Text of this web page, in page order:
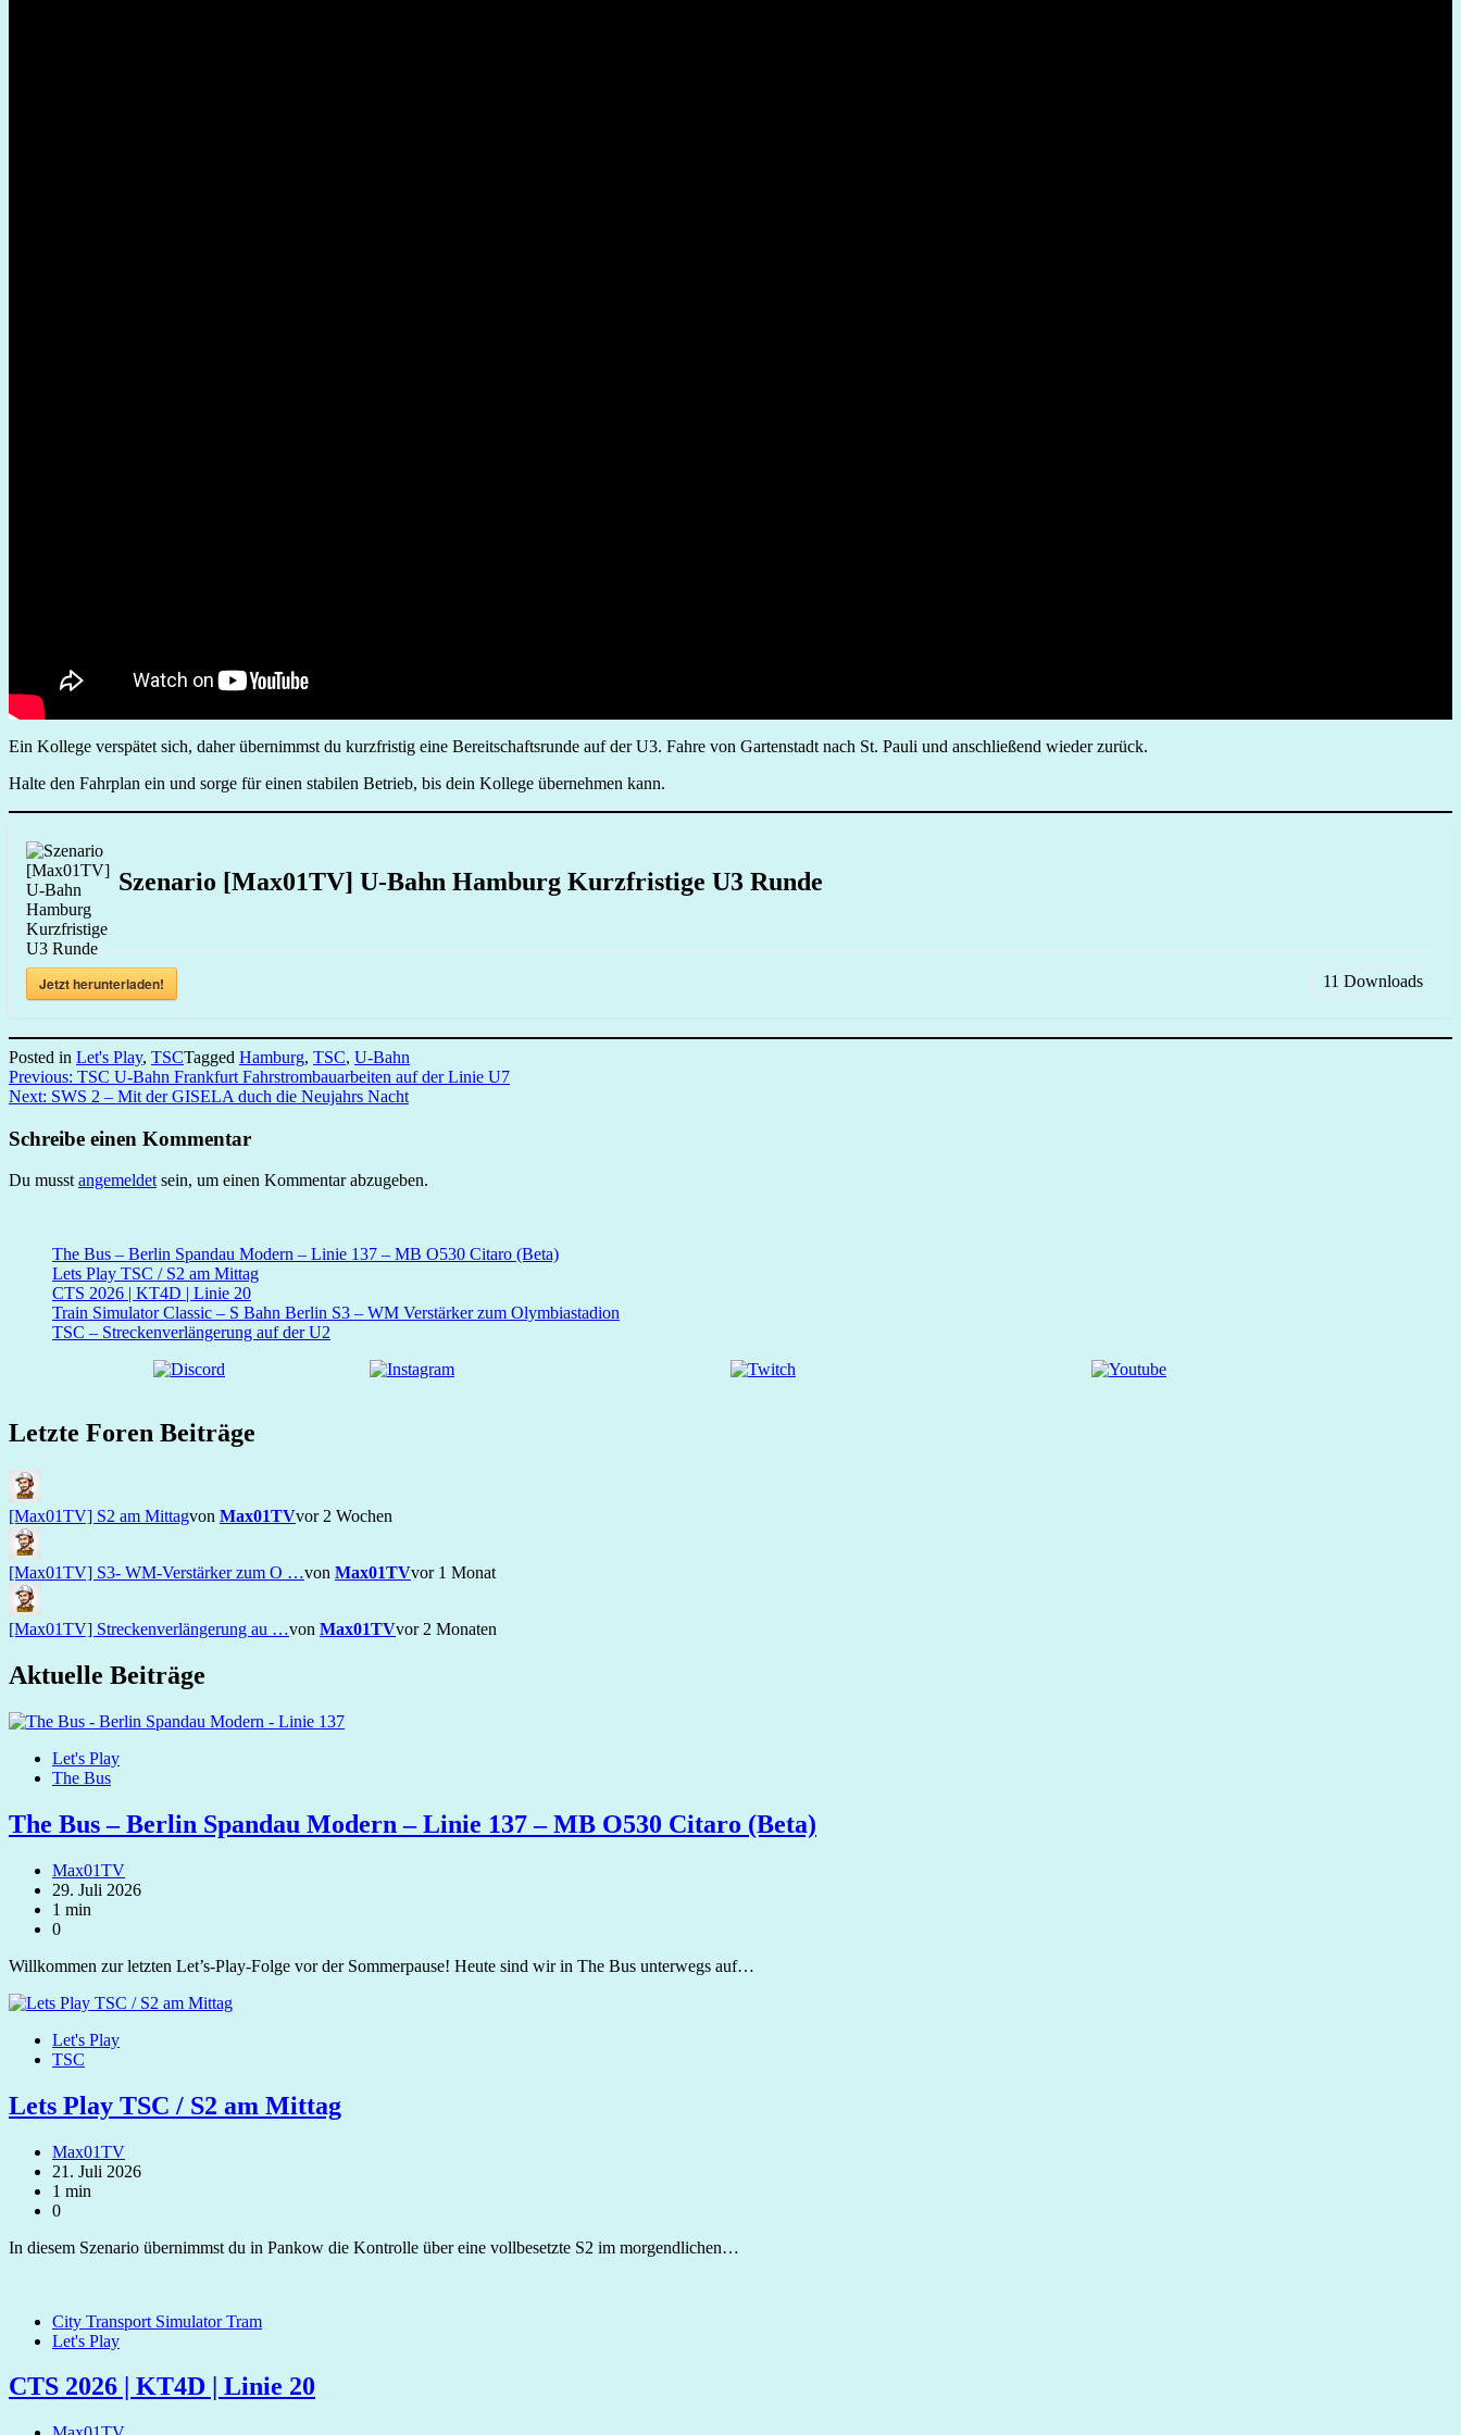
Ein Kollege verspätet sich, daher übernimmst du kurzfristig eine Bereitschaftsrunde auf der U3. Fahre von Gartenstadt nach St. Pauli und anschließend wieder zurück.
Halte den Fahrplan ein und sorge für einen stabilen Betrieb, bis dein Kollege übernehmen kann.
Szenario [Max01TV] U-Bahn Hamburg Kurzfristige U3 Runde
Jetzt herunterladen! 11 Downloads
Posted in Let's Play, TSCTagged Hamburg, TSC, U-Bahn
Beitragsnavigation
Previous: TSC U-Bahn Frankfurt Fahrstrombauarbeiten auf der Linie U7
Next: SWS 2 – Mit der GISELA duch die Neujahrs Nacht
Schreibe einen Kommentar
Du musst angemeldet sein, um einen Kommentar abzugeben.
The Bus – Berlin Spandau Modern – Linie 137 – MB O530 Citaro (Beta)
Lets Play TSC / S2 am Mittag
CTS 2026 | KT4D | Linie 20
Train Simulator Classic – S Bahn Berlin S3 – WM Verstärker zum Olymbiastadion
TSC – Streckenverlängerung auf der U2
Letzte Foren Beiträge
[Max01TV] S2 am Mittagvon Max01TVvor 2 Wochen
[Max01TV] S3- WM-Verstärker zum O …von Max01TVvor 1 Monat
[Max01TV] Streckenverlängerung au …von Max01TVvor 2 Monaten
Aktuelle Beiträge
Let's Play
The Bus
The Bus – Berlin Spandau Modern – Linie 137 – MB O530 Citaro (Beta)
Max01TV
29. Juli 2026
1 min
0
Willkommen zur letzten Let’s‑Play‑Folge vor der Sommerpause! Heute sind wir in The Bus unterwegs auf…
Let's Play
TSC
Lets Play TSC / S2 am Mittag
Max01TV
21. Juli 2026
1 min
0
In diesem Szenario übernimmst du in Pankow die Kontrolle über eine vollbesetzte S2 im morgendlichen…
City Transport Simulator Tram
Let's Play
CTS 2026 | KT4D | Linie 20